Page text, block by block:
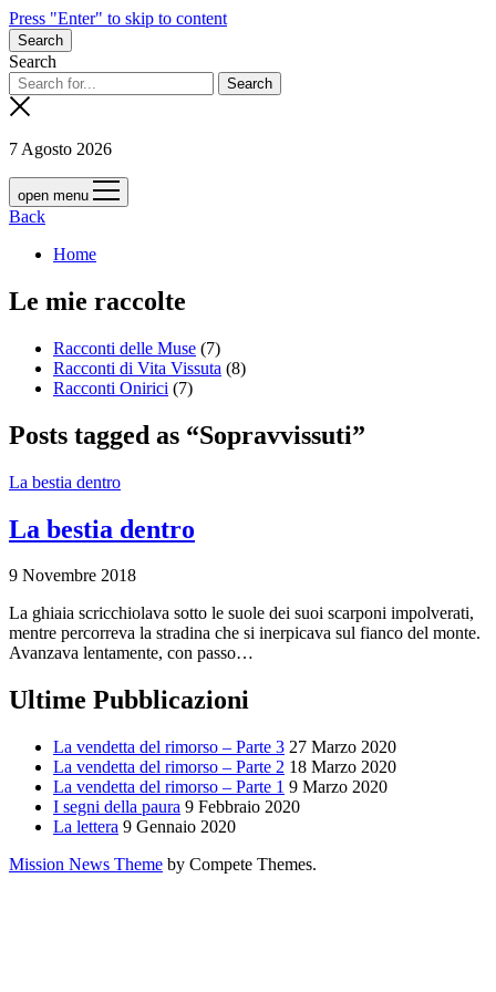
Press "Enter" to skip to content
Search
Search
7 Agosto 2026
open menu
Back
Home
Le mie raccolte
Racconti delle Muse (7)
Racconti di Vita Vissuta (8)
Racconti Onirici (7)
Posts tagged as “Sopravvissuti”
La bestia dentro
La bestia dentro
9 Novembre 2018
La ghiaia scricchiolava sotto le suole dei suoi scarponi impolverati,
mentre percorreva la stradina che si inerpicava sul fianco del monte.
Avanzava lentamente, con passo…
Ultime Pubblicazioni
La vendetta del rimorso – Parte 3 27 Marzo 2020
La vendetta del rimorso – Parte 2 18 Marzo 2020
La vendetta del rimorso – Parte 1 9 Marzo 2020
I segni della paura 9 Febbraio 2020
La lettera 9 Gennaio 2020
Mission News Theme by Compete Themes.